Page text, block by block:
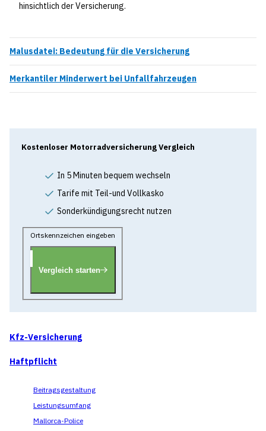
hinsichtlich der Versicherung.
Malusdatei: Bedeutung für die Versicherung
Merkantiler Minderwert bei Unfallfahrzeugen
Kostenloser Motorradversicherung Vergleich
In 5 Minuten bequem wechseln
Tarife mit Teil-und Vollkasko
Sonderkündigungsrecht nutzen
Ortskennzeichen eingeben
Vergleich starten
Kfz-Versicherung
Haftpflicht
Beitragsgestaltung
Leistungsumfang
Mallorca-Police